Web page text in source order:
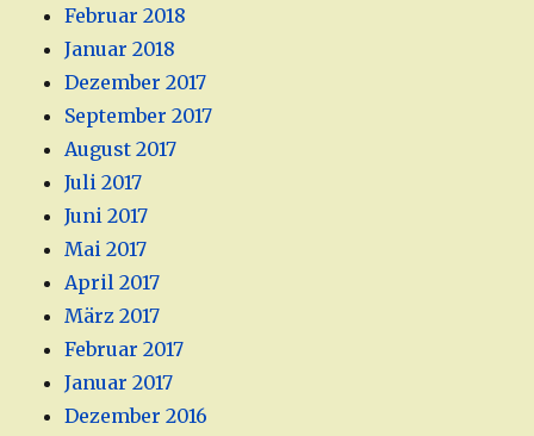
Februar 2018
Januar 2018
Dezember 2017
September 2017
August 2017
Juli 2017
Juni 2017
Mai 2017
April 2017
März 2017
Februar 2017
Januar 2017
Dezember 2016